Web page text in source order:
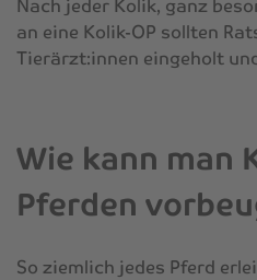
Nach jeder Kolik, ganz
an eine Kolik-OP sollten
Tierärzt:innen eingeholt
Wie kann man
Pferden
So ziemlich jedes Pferd